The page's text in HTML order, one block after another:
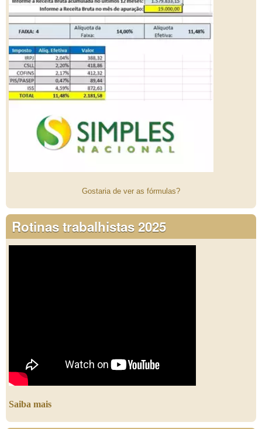
Gostaria de ver as fórmulas?
Rotinas trabalhistas 2025
Saiba mais